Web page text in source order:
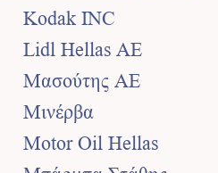
Kodak INC
Lidl Hellas AE
Mασούτης AE
Μινέρβα
Motor Oil Hellas